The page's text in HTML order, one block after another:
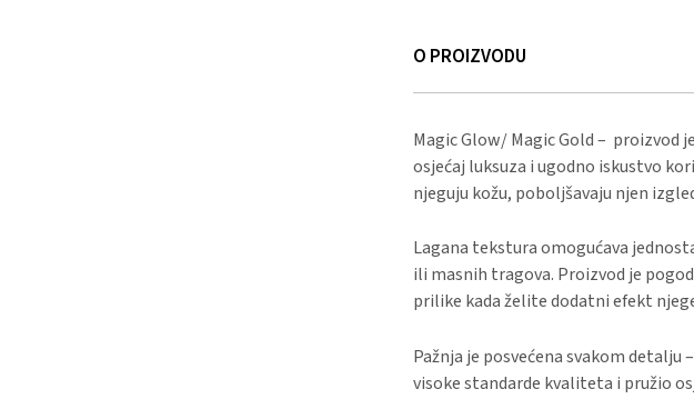
O PROIZVODU
Magic Glow/ Magic Gold – proizvod
osjećaj luksuza i ugodno iskustvo
njeguju kožu, poboljšavaju njen
Lagana tekstura omogućava
ili masnih tragova. Proizvod je
prilike kada želite dodatni efekt
Pažnja je posvećena svakom
visoke standarde kvaliteta i pružio